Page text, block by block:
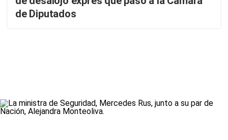
de Diputados